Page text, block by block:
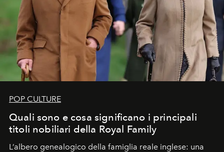
POP CULTURE
Quali sono e cosa significano i principali
titoli nobiliari della Royal Family
L’albero genealogico della famiglia reale inglese: una